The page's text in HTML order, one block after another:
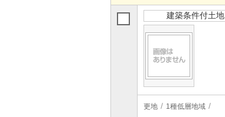
建築条件付土地
更地 1種低層地域